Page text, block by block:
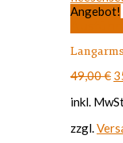
Angebot!
49,00€
inkl.
zzgl.